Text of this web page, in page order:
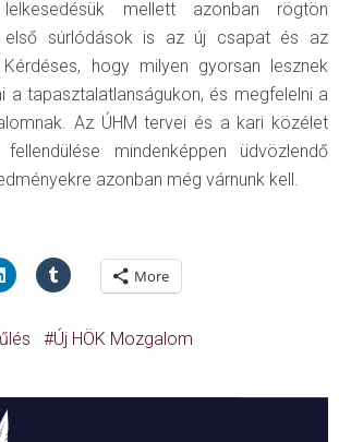
mellett azonban rögtön
első súrlódások is az új csapat és az
hogy milyen gyorsan lesznek
a tapasztalatlanságukon, és megfelelni a
Az ÚHM tervei és a kari közélet
mindenképpen üdvözlendő
azonban még várnunk kell.
More
Új HÖK Mozgalom